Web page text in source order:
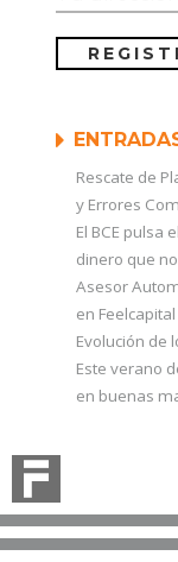
Rescate de
y Errores
El BCE pulsa
dinero que
Asesor
en Feelcapital
Evolución de
Este verano
en buenas